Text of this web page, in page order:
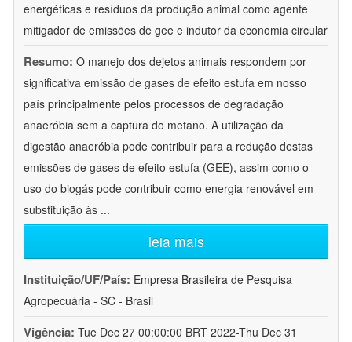
energéticas e resíduos da produção animal como agente
mitigador de emissões de gee e indutor da economia circular
Resumo: O manejo dos dejetos animais respondem por
significativa emissão de gases de efeito estufa em nosso
país principalmente pelos processos de degradação
anaeróbia sem a captura do metano. A utilização da
digestão anaeróbia pode contribuir para a redução destas
emissões de gases de efeito estufa (GEE), assim como o
uso do biogás pode contribuir como energia renovável em
substituição às ...
leia mais
Instituição/UF/País: Empresa Brasileira de Pesquisa
Agropecuária - SC - Brasil
Vigência: Tue Dec 27 00:00:00 BRT 2022-Thu Dec 31